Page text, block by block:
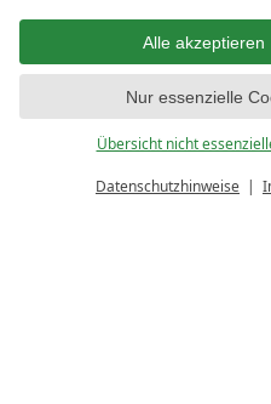
Alle akzeptieren
Nur essenzielle
Übersicht nicht
Datenschutzhinweise
GUTSCHEINE & MEHR ALLE
T +43
UNSERE